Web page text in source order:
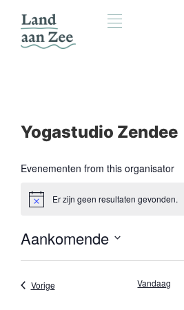
Yogastudio Zendee
Evenementen from this organisator
BerichtEr zijn geen resultaten gevonden.
Aankomende
een
VorigeEvenementen Vandaag